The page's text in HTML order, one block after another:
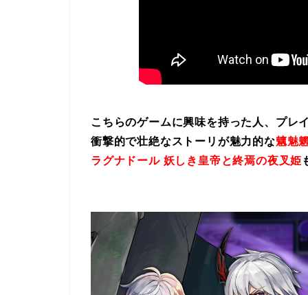
こちらのゲームに興味を持った人、プレ
衝撃的で壮絶なストーリが魅力的な魑魅
ラグナドール 妖しき皇帝と終焉の夜叉姫